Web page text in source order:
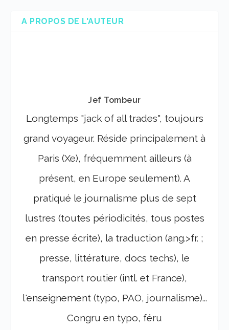
A PROPOS DE L'AUTEUR
Jef Tombeur
Longtemps "jack of all trades", toujours
grand voyageur. Réside principalement à
Paris (Xe), fréquemment ailleurs (à
présent, en Europe seulement). A
pratiqué le journalisme plus de sept
lustres (toutes périodicités, tous postes
en presse écrite), la traduction (ang.>fr. ;
presse, littérature, docs techs), le
transport routier (intl. et France),
l'enseignement (typo, PAO, journalisme)...
Congru en typo, féru